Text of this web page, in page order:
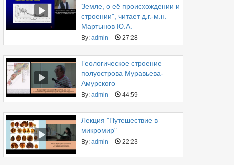
Земле, о её происхождении и
строении", читает д.г.-м.н.
Мартынов Ю.А.
By: admin 27:28
Геологическое строение
полуострова Муравьева-
Амурского
By: admin 44:59
Лекция "Путешествие в
микромир"
By: admin 22:23